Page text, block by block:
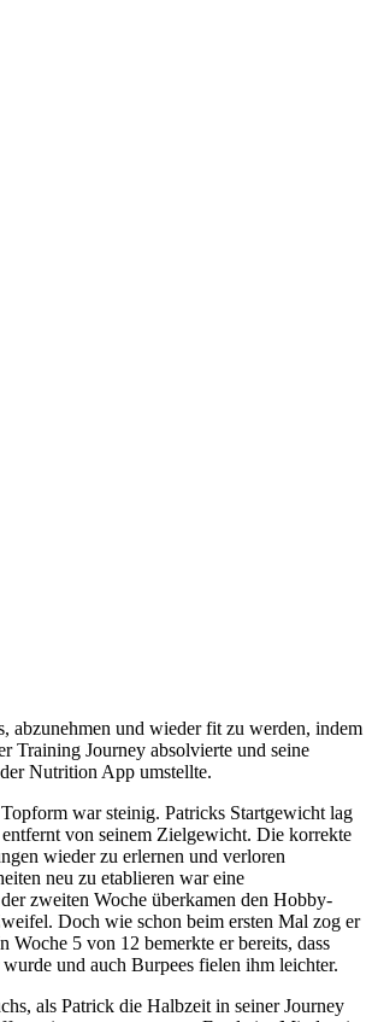
abzunehmen und wieder fit zu werden, indem
Training Journey absolvierte und seine
Nutrition App umstellte.
war steinig. Patricks Startgewicht lag
von seinem Zielgewicht. Die korrekte
wieder zu erlernen und verloren
neu zu etablieren war eine
zweiten Woche überkamen den Hobby-
Doch wie schon beim ersten Mal zog er
Woche 5 von 12 bemerkte er bereits, dass
wurde und auch Burpees fielen ihm leichter.
als Patrick die Halbzeit in seiner Journey